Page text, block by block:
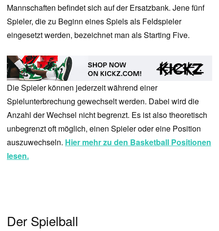
Mannschaften befindet sich auf der Ersatzbank. Jene fünf
Spieler, die zu Beginn eines Spiels als Feldspieler
eingesetzt werden, bezeichnet man als Starting Five.
Die Spieler können jederzeit während einer
Spielunterbrechung gewechselt werden. Dabei wird die
Anzahl der Wechsel nicht begrenzt. Es ist also theoretisch
unbegrenzt oft möglich, einen Spieler oder eine Position
auszuwechseln. Hier mehr zu den Basketball Positionen
lesen.
Der Spielball